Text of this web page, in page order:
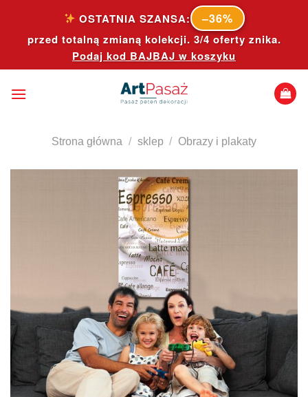
content
OSTATNIA SZANSA: –36%
przed totalną zmianą kolekcji. 3/4 oferty znika.
Podaj kod BAJBAJ w koszyku
Strona główna / sklep / Obrazy i plakaty